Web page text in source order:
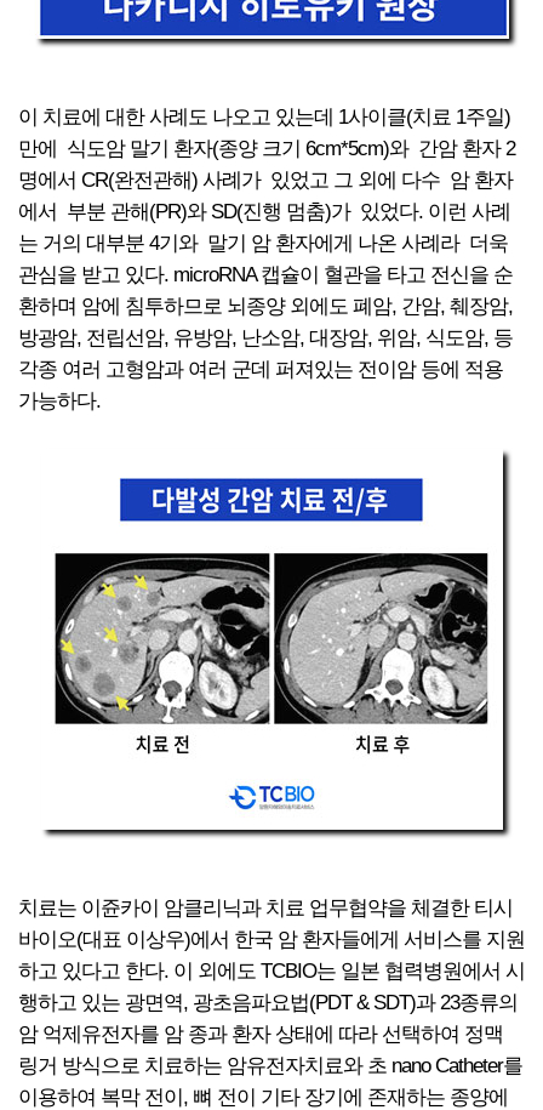
이 치료에 대한 사례도 나오고 있는데 1사이클(치료 1주일)
만에 식도암 말기 환자(종양 크기 6cm*5cm)와 간암 환자 2
명에서 CR(완전관해) 사례가 있었고 그 외에 다수 암 환자
에서 부분 관해(PR)와 SD(진행 멈춤)가 있었다. 이런 사례
는 거의 대부분 4기와 말기 암 환자에게 나온 사례라 더욱
관심을 받고 있다. microRNA 캡슐이 혈관을 타고 전신을 순
환하며 암에 침투하므로 뇌종양 외에도 폐암, 간암, 췌장암,
방광암, 전립선암, 유방암, 난소암, 대장암, 위암, 식도암, 등
각종 여러 고형암과 여러 군데 퍼져있는 전이암 등에 적용
가능하다.
치료는 이쥰카이 암클리닉과 치료 업무협약을 체결한 티시
바이오(대표 이상우)에서 한국 암 환자들에게 서비스를 지원
하고 있다고 한다. 이 외에도 TCBIO는 일본 협력병원에서 시
행하고 있는 광면역, 광초음파요법(PDT & SDT)과 23종류의
암 억제유전자를 암 종과 환자 상태에 따라 선택하여 정맥
링거 방식으로 치료하는 암유전자치료와 초 nano Catheter를
이용하여 복막 전이, 뼈 전이 기타 장기에 존재하는 종양에